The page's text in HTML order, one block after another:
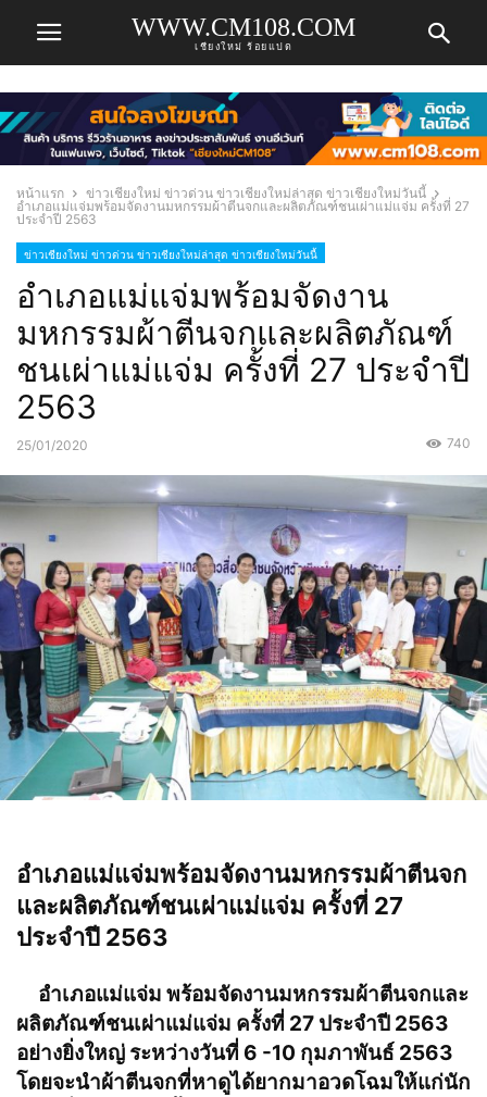
WWW.CM108.COM
เชียงใหม่ ร้อยแปด
หน้าแรก
ข่าวเชียงใหม่ ข่าวด่วน ข่าวเชียงใหม่ล่าสุด ข่าวเชียงใหม่วันนี้
อำเภอแม่แจ่มพร้อมจัดงานมหกรรมผ้าตีนจกและผลิตภัณฑ์ชนเผ่าแม่แจ่ม ครั้งที่ 27
ประจำปี 2563
ข่าวเชียงใหม่ ข่าวด่วน ข่าวเชียงใหม่ล่าสุด ข่าวเชียงใหม่วันนี้
อำเภอแม่แจ่มพร้อมจัดงาน
มหกรรมผ้าตีนจกและผลิตภัณฑ์
ชนเผ่าแม่แจ่ม ครั้งที่ 27 ประจำปี
2563
25/01/2020 740
อำเภอแม่แจ่มพร้อมจัดงานมหกรรมผ้าตีนจก
และผลิตภัณฑ์ชนเผ่าแม่แจ่ม ครั้งที่ 27
ประจำปี 2563
อำเภอแม่แจ่ม พร้อมจัดงานมหกรรมผ้าตีนจกและ
ผลิตภัณฑ์ชนเผ่าแม่แจ่ม ครั้งที่ 27 ประจำปี 2563
อย่างยิ่งใหญ่ ระหว่างวันที่ 6 -10 กุมภาพันธ์ 2563
โดยจะนำผ้าตีนจกที่หาดูได้ยากมาอวดโฉมให้แก่นัก